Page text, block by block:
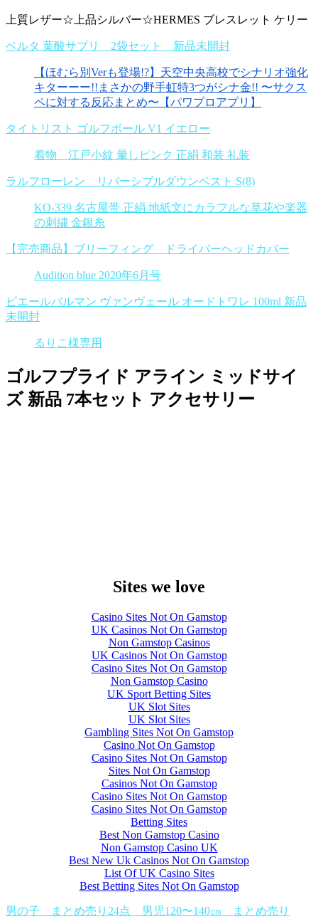
上質レザー☆上品シルバー☆HERMES ブレスレット ケリー
ベルタ 葉酸サプリ 2袋セット 新品未開封
【ほむら別Verも登場!?】天空中央高校でシナリオ強化
キターーー!!まさかの野手虹特3つがシナ金!! 〜サクス
ペに対する反応まとめ〜【パワプロアプリ】
タイトリスト ゴルフボール V1 イエロー
着物 江戸小紋 暈しピンク 正絹 和装 礼装
ラルフローレン リバーシブルダウンベスト S(8)
KO-339 名古屋帯 正絹 地紙文にカラフルな草花や楽器
の刺繍 金銀糸
【完売商品】ブリーフィング ドライバーヘッドカバー
Audition blue 2020年6月号
ピエールバルマン ヴァンヴェール オードトワレ 100ml 新品
未開封
るりこ様専用
ゴルフプライド アライン ミッドサイ
ズ 新品 7本セット アクセサリー
Sites we love
Casino Sites Not On Gamstop
UK Casinos Not On Gamstop
Non Gamstop Casinos
UK Casinos Not On Gamstop
Casino Sites Not On Gamstop
Non Gamstop Casino
UK Sport Betting Sites
UK Slot Sites
UK Slot Sites
Gambling Sites Not On Gamstop
Casino Not On Gamstop
Casino Sites Not On Gamstop
Sites Not On Gamstop
Casinos Not On Gamstop
Casino Sites Not On Gamstop
Casino Sites Not On Gamstop
Betting Sites
Best Non Gamstop Casino
Non Gamstop Casino UK
Best New Uk Casinos Not On Gamstop
List Of UK Casino Sites
Best Betting Sites Not On Gamstop
男の子 まとめ売り24点 男児120〜140㎝ まとめ売り